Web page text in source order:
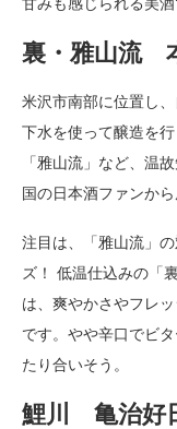
甘みも感じられる美酒
裏・雅山流
米沢市南部に位置し
下水を使って醸造を
「雅山流」など、温
国の日本酒ファンか
注目は、「雅山流」
ズ！ 低温仕込みの「
は、爽やかさやフレ
です。やや辛口でビ
たり合いそう。
鯉川 亀治好